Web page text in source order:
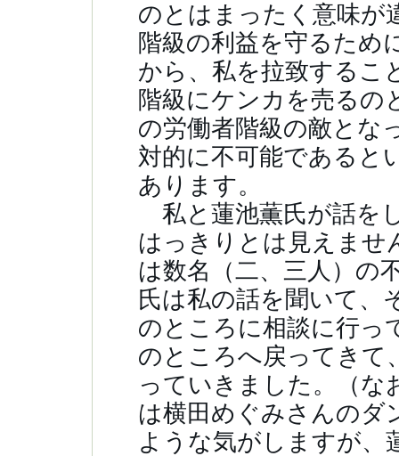
のとはまったく意味が
階級の利益を守るため
から、私を拉致するこ
階級にケンカを売るの
の労働者階級の敵とな
対的に不可能であると
あります。
私と蓮池薫氏が話を
はっきりとは見えませ
は数名（二、三人）の
氏は私の話を聞いて、
のところに相談に行っ
のところへ戻ってきて
っていきました。（な
は横田めぐみさんのダ
ような気がしますが、